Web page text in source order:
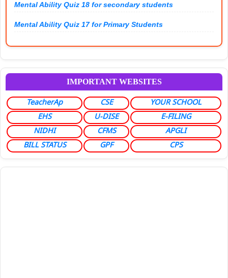
Mental Ability Quiz 18 for secondary students
Mental Ability Quiz 17 for Primary Students
IMPORTANT WEBSITES
TeacherAp CSE
YOUR SCHOOL
EHS
U-DISE
E-FILING
NIDHI
CFMS
APGLI
BILL STATUS
GPF CPS